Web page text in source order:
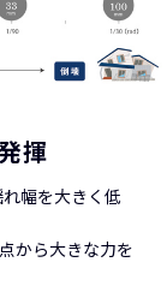
揮
幅を大きく低
から大きな力を